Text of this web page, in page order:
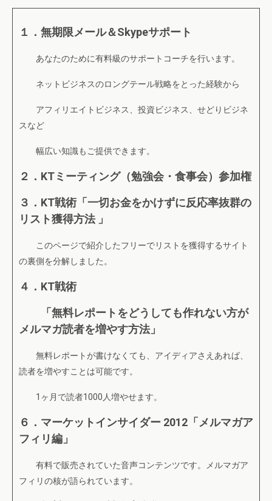
１．無期限メール＆Skypeサポート
あなたのために有料級のサポートコーチを行います。
ネットビジネスのロングテール戦略をとった経験から
アフィリエイトビジネス、投資ビジネス、せどりビジネ
スなど
幅広い知識もご提供できます。
２．KTミーティング（勉強会・食事会）参加権
３．KT戦術「一切お金をかけずに反応率抜群の
リスト獲得方法 」
このページで紹介したフリーでリストを獲得するサイト
の裏側を分解しました。
４．KT戦術
「無料レポートをどうしても作れない方が
メルマガ読者を増やす方法」
無料レポートが書けなくても、アイディアさえあれば、
読者を増やすことは可能です。
1ヶ月で読者1000人増やせます。
６．マーケットインサイダー 2012「メルマガア
フィリ編」
有料で販売されていた音声コンテンツです。メルマガア
フィリの核が語られています。